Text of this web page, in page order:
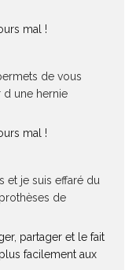
mal !
de vous
d une hernie
mal !
et je suis effaré du
de
partager et le fait
facilement aux